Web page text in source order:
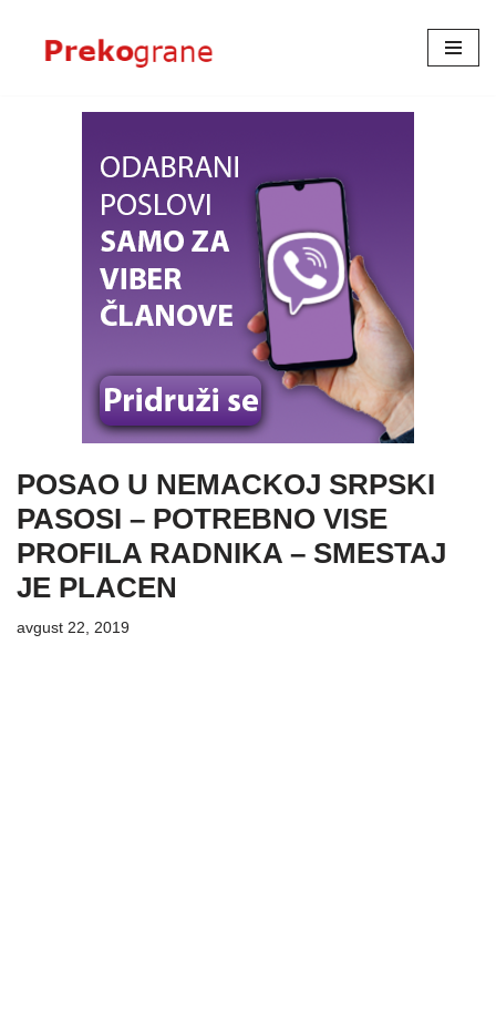
Skoči
POSAO U NEMACKOJ SRPSKI
PASOSI – POTREBNO VISE
PROFILA RADNIKA – SMESTAJ
JE PLACEN
avgust 22, 2019